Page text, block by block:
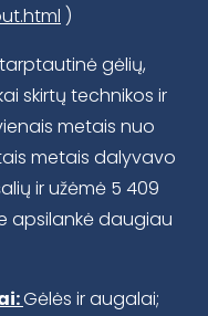
)
gėlių,
skirtų technikos ir
metais nuo
metais dalyvavo
ir užėmė 5 409
apsilankė daugiau
Gėlės ir augalai;